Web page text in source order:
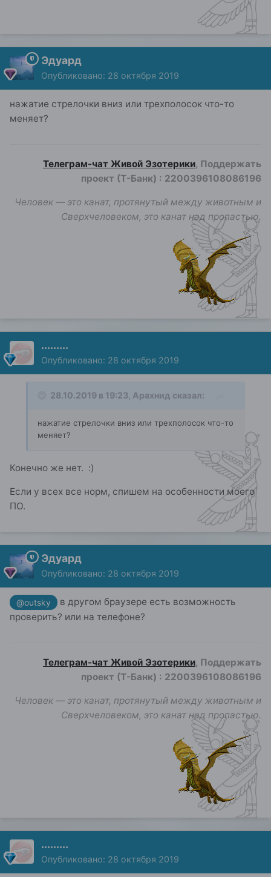
Эдуард
Опубликовано: 28 октября 2019
нажатие стрелочки вниз или трехполосок что-то
меняет?
Телеграм-чат Живой Эзотерики, Поддержать
проект (Т-Банк) : 2200396108086196
Человек — это канат, протянутый между животным и
Сверхчеловеком, это канат над пропастью.
.........
Опубликовано: 28 октября 2019
28.10.2019 в 19:23, Арахнид сказал:
нажатие стрелочки вниз или трехполосок что-то
меняет?
Конечно же нет. :)
Если у всех все норм, спишем на особенности моего
ПО.
Эдуард
Опубликовано: 28 октября 2019
@outsky
в другом браузере есть возможность
проверить? или на телефоне?
Телеграм-чат Живой Эзотерики, Поддержать
проект (Т-Банк) : 2200396108086196
Человек — это канат, протянутый между животным и
Сверхчеловеком, это канат над пропастью.
.........
Опубликовано: 28 октября 2019